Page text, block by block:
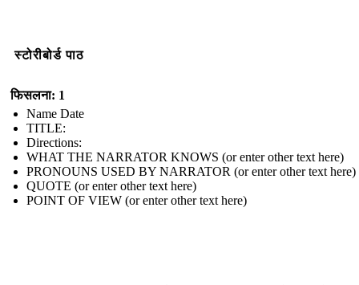
स्टोरीबोर्ड पाठ
फिसलना: 1
Name Date
TITLE :
Directions:
WHAT THE NARRATOR KNOWS (or enter other text here)
PRONOUNS USED BY NARRATOR (or enter other text here)
QUOTE (or enter other text here)
POINT OF VIEW (or enter other text here)